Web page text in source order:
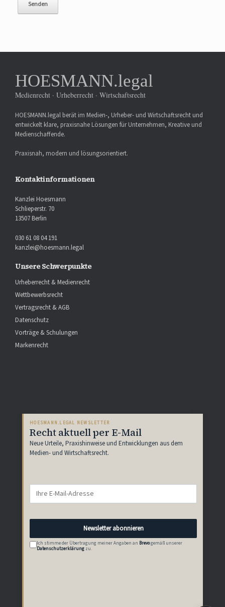
HOESMANN.legal
Medienrecht · Urheberrecht · Wirtschaftsrecht
HOESMANN.legal berät im Medien-, Urheber- und Wirtschaftsrecht und
entwickelt klare, praxisnahe Lösungen für Unternehmen, Kreative und
Medienschaffende.
Praxisnah, modern und lösungsorientiert.
Kontaktinformationen
Kanzlei Hoesmann
Schlieperstr. 70
13507 Berlin
030 61 08 04 191
kanzlei@hoesmann.legal
Unsere Schwerpunkte
Urheberrecht & Medienrecht
Wettbewerbsrecht
Vertragsrecht & AGB
Datenschutz
Vorträge & Schulungen
Markenrecht
HOESMANN.LEGAL NEWSLETTER
Recht aktuell per E-Mail
Neue Urteile, Praxishinweise und Entwicklungen aus dem
Medien- und Wirtschaftsrecht.
Newsletter abonnieren
Ich stimme der Übertragung meiner Angaben an Brevogemäß unserer
Datenschutzerklärung zu.